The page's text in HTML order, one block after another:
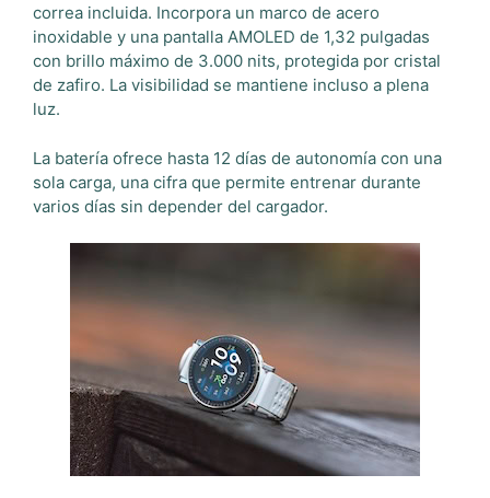
correa incluida. Incorpora un marco de acero
inoxidable y una pantalla AMOLED de 1,32 pulgadas
con brillo máximo de 3.000 nits, protegida por cristal
de zafiro. La visibilidad se mantiene incluso a plena
luz.
La batería ofrece hasta 12 días de autonomía con una
sola carga, una cifra que permite entrenar durante
varios días sin depender del cargador.